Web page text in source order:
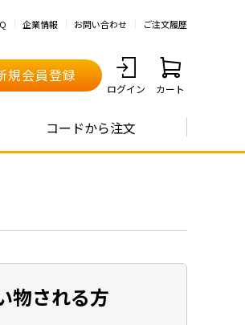
企業情報 お問い合わせ ご注文履歴
会員登録
ログイン カート
コードから注文
物される方